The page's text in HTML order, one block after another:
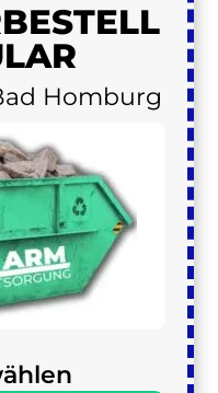
BESTELL
Homburg